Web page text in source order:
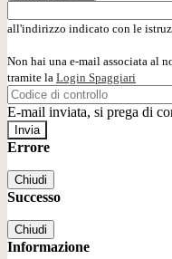
all'indirizzo indicato con le
Non hai una e-mail associata al
tramite la Login Spaggiari
E-mail inviata, si prega di
Errore
Chiudi
Successo
Chiudi
Informazione